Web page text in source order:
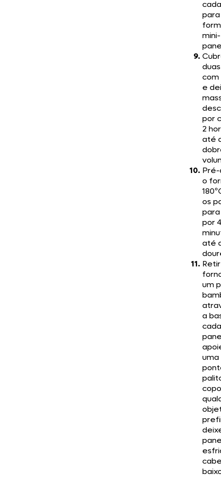
mini-
com
e
por
2
até
o
os
por
até
um
a
cada
uma